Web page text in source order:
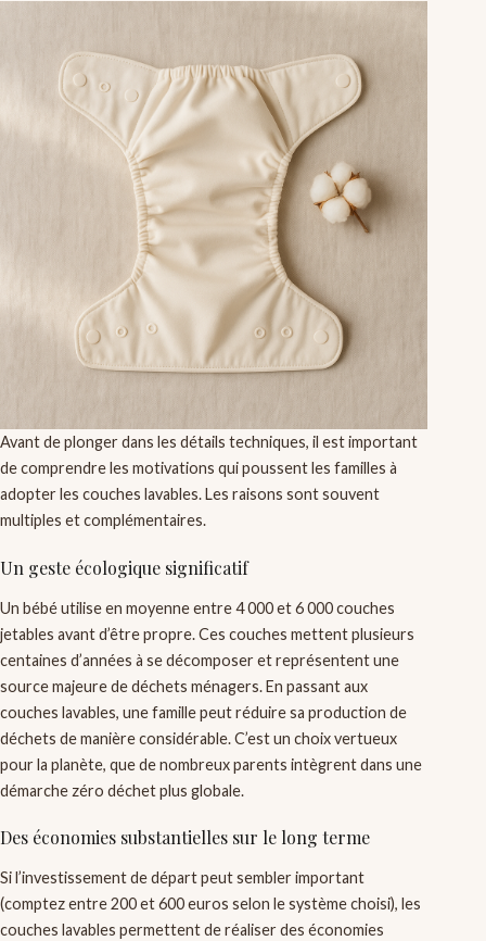
Avant de plonger dans les détails techniques, il est important
de comprendre les motivations qui poussent les familles à
adopter les couches lavables. Les raisons sont souvent
multiples et complémentaires.
Un geste écologique significatif
Un bébé utilise en moyenne entre 4 000 et 6 000 couches
jetables avant d’être propre. Ces couches mettent plusieurs
centaines d’années à se décomposer et représentent une
source majeure de déchets ménagers. En passant aux
couches lavables, une famille peut réduire sa production de
déchets de manière considérable. C’est un choix vertueux
pour la planète, que de nombreux parents intègrent dans une
démarche zéro déchet plus globale.
Des économies substantielles sur le long terme
Si l’investissement de départ peut sembler important
(comptez entre 200 et 600 euros selon le système choisi), les
couches lavables permettent de réaliser des économies